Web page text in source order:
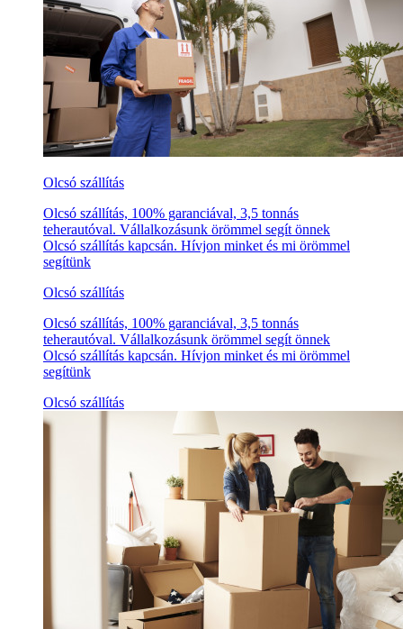
Olcsó szállítás
Olcsó szállítás, 100% garanciával, 3,5 tonnás
teherautóval. Vállalkozásunk örömmel segít önnek
Olcsó szállítás kapcsán. Hívjon minket és mi örömmel
segítünk
Olcsó szállítás
Olcsó szállítás, 100% garanciával, 3,5 tonnás
teherautóval. Vállalkozásunk örömmel segít önnek
Olcsó szállítás kapcsán. Hívjon minket és mi örömmel
segítünk
Olcsó szállítás